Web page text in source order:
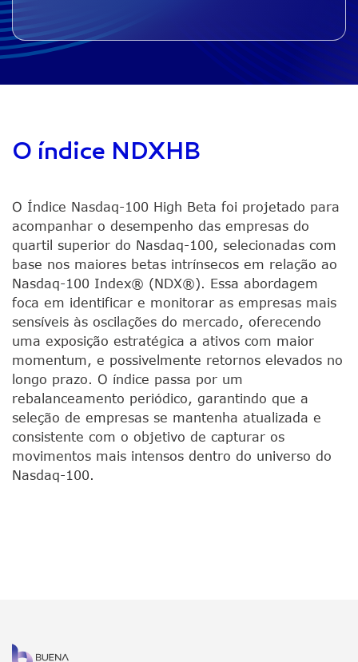
O índice NDXHB
O Índice Nasdaq-100 High Beta foi projetado para
acompanhar o desempenho das empresas do
quartil superior do Nasdaq-100, selecionadas com
base nos maiores betas intrínsecos em relação ao
Nasdaq-100 Index® (NDX®). Essa abordagem
foca em identificar e monitorar as empresas mais
sensíveis às oscilações do mercado, oferecendo
uma exposição estratégica a ativos com maior
momentum, e possivelmente retornos elevados no
longo prazo. O índice passa por um
rebalanceamento periódico, garantindo que a
seleção de empresas se mantenha atualizada e
consistente com o objetivo de capturar os
movimentos mais intensos dentro do universo do
Nasdaq-100.